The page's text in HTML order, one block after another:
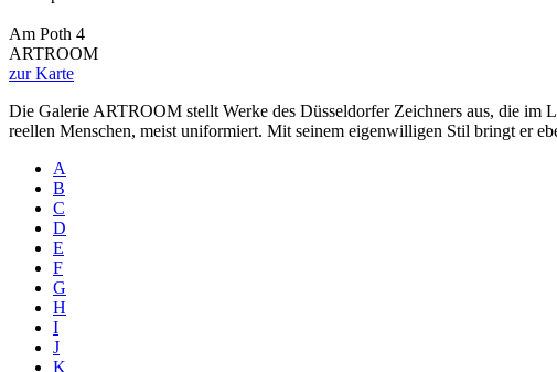
Am Poth 4
ARTROOM
zur Karte
Die Galerie ARTROOM stellt Werke des Düsseldorfer Zeichners aus, die im
reellen Menschen, meist uniformiert. Mit seinem eigenwilligen Stil bringt er
A
B
C
D
E
F
G
H
I
J
K